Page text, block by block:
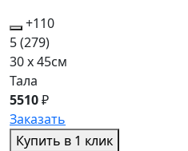
+110
5(279)
30 x 45см
Тала
5510₽
Заказать
Купить в 1 клик